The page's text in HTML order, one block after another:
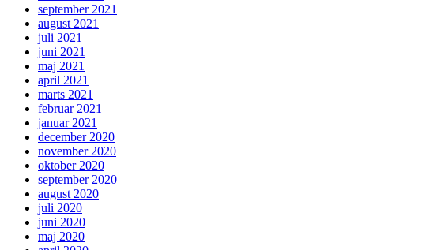
september 2021
august 2021
juli 2021
juni 2021
maj 2021
april 2021
marts 2021
februar 2021
januar 2021
december 2020
november 2020
oktober 2020
september 2020
august 2020
juli 2020
juni 2020
maj 2020